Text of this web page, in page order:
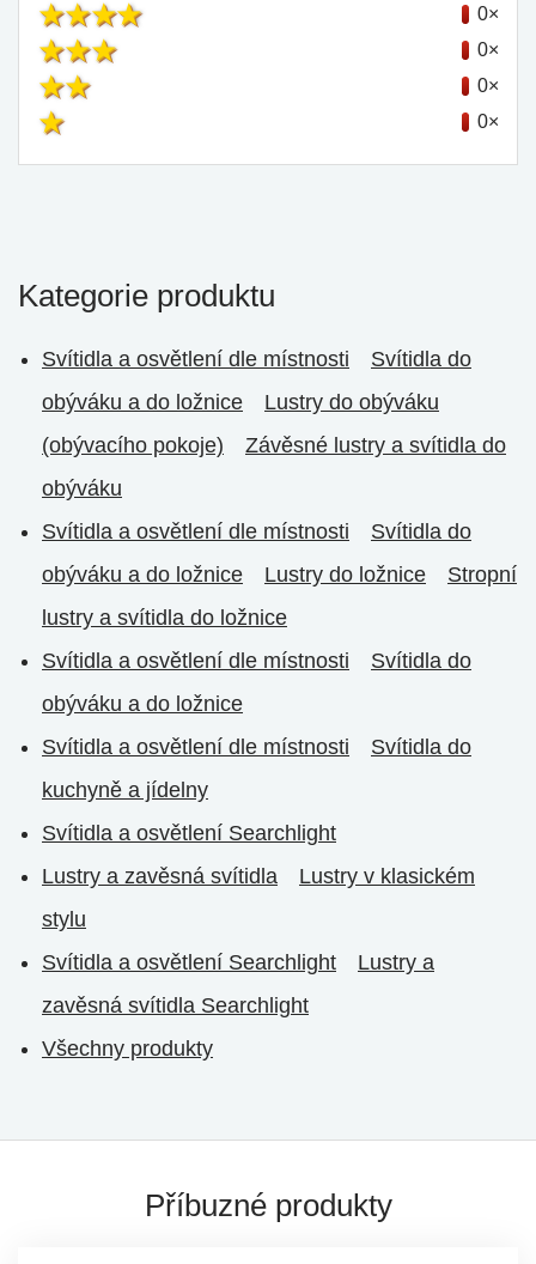
0×
0×
0×
0×
Kategorie produktu
Svítidla a osvětlení dle místnosti
Svítidla do
obýváku a do ložnice
Lustry do obýváku
(obývacího pokoje)
Závěsné lustry a svítidla do
obýváku
Svítidla a osvětlení dle místnosti
Svítidla do
obýváku a do ložnice
Lustry do ložnice
Stropní
lustry a svítidla do ložnice
Svítidla a osvětlení dle místnosti
Svítidla do
obýváku a do ložnice
Svítidla a osvětlení dle místnosti
Svítidla do
kuchyně a jídelny
Svítidla a osvětlení Searchlight
Lustry a zavěsná svítidla
Lustry v klasickém
stylu
Svítidla a osvětlení Searchlight
Lustry a
zavěsná svítidla Searchlight
Všechny produkty
Příbuzné produkty